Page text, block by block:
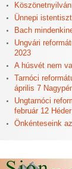
Ünnepi
Bach
Ungvári
2023
A húsvét nem
Tarnóci
április 7
Ungtarnóci
február 12
Önkénteseink